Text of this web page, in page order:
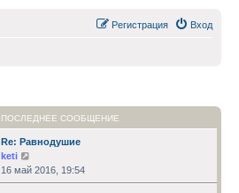
Вход
Регистрация
ПОСЛЕДНЕЕ СООБЩЕНИЕ
Re: Равнодушие
keti
к
последнему
16 май 2016, 19:54